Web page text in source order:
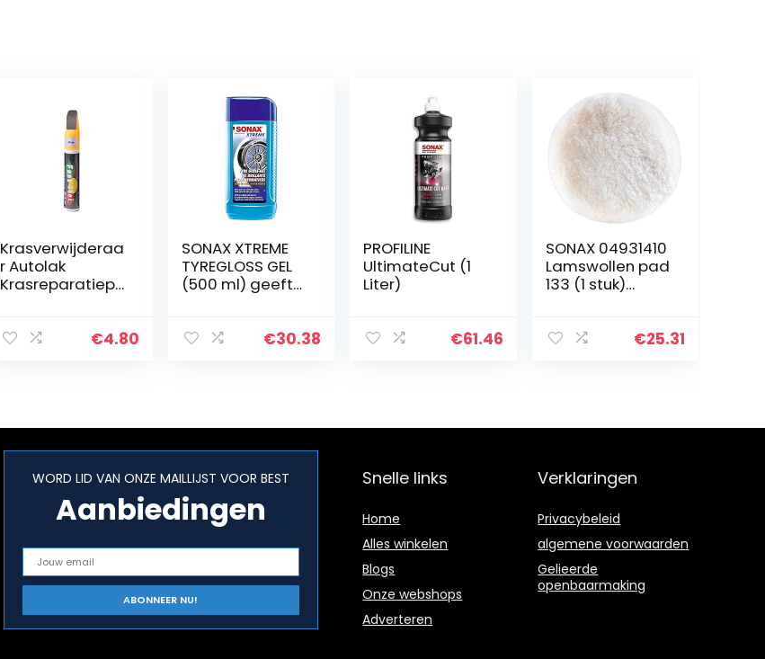
Krasverwijderaa
r Autolak
Krasreparatiepe
en voor auto’s
€4.80
SONAX XTREME
TYREGLOSS GEL
(500 ml) geeft
een ultieme,
€30.38
PROFILINE
UltimateCut (1
Liter)
€61.46
SONAX 04931410
Lamswollen pad
133 (1 stuk)
vacht voor de
€25.31
WORD LID VAN ONZE MAILLIJST VOOR BEST
Aanbiedingen
Snelle links
Home
Alles winkelen
Blogs
Onze webshops
Adverteren
Verklaringen
Privacybeleid
algemene voorwaarden
Gelieerde
openbaarmaking